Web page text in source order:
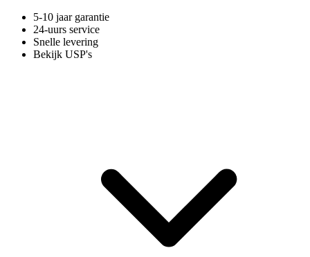
5-10 jaar garantie
24-uurs service
Snelle levering
Bekijk USP's